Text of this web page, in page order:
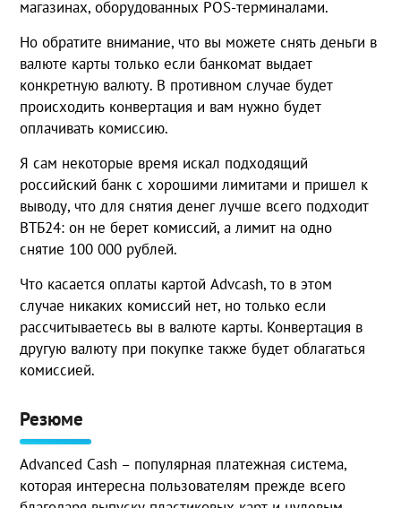
магазинах, оборудованных POS-терминалами.
Но обратите внимание, что вы можете снять деньги в
валюте карты только если банкомат выдает
конкретную валюту. В противном случае будет
происходить конвертация и вам нужно будет
оплачивать комиссию.
Я сам некоторые время искал подходящий
российский банк с хорошими лимитами и пришел к
выводу, что для снятия денег лучше всего подходит
ВТБ24: он не берет комиссий, а лимит на одно
снятие 100 000 рублей.
Что касается оплаты картой Advcash, то в этом
случае никаких комиссий нет, но только если
рассчитываетесь вы в валюте карты. Конвертация в
другую валюту при покупке также будет облагаться
комиссией.
Резюме
Advanced Cash – популярная платежная система,
которая интересна пользователям прежде всего